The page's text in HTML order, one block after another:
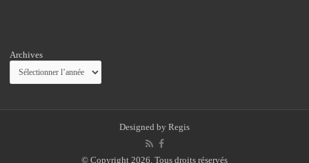
Archives
Designed by Regis
© Copyright 2026, Tous droits réservés